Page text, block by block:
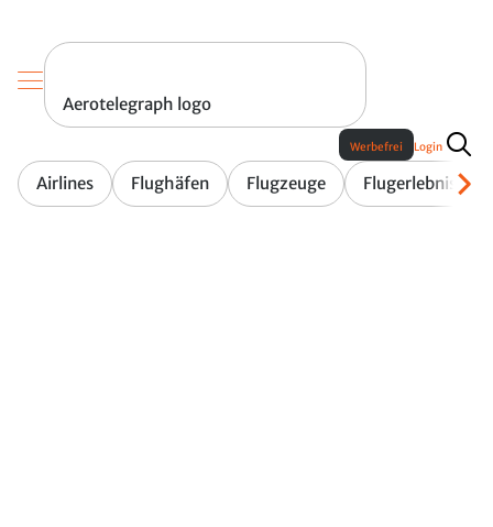
Aerotelegraph logo
Airlines Flughäfen Flugzeuge Flugerlebnis
Werbefrei Login